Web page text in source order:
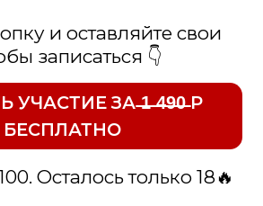
бумажной лозы
— чтобы вы могли
материалы